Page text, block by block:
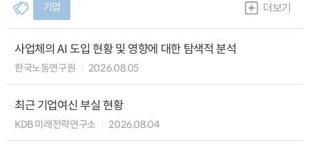
기업 더보기
사업체의 AI 도입 현황 및 영향에 대한 탐색적 분석
한국노동연구원 2026.08.05
최근 기업여신 부실 현황
KDB 미래전략연구소 2026.08.04